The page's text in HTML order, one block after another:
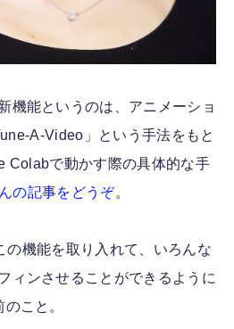
機能というのは、アニメーショ
A-Video」という手法をもと
Colabで動かす際の具体的な手
の記事をどうぞ。
の機能を取り入れて、いろんな
ィンさせることができるように
こと。